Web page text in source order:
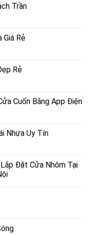
Trần
Giá Rẻ
Rẻ
Cuốn Bằng App Điện
Nhựa Uy Tín
Đặt Cửa Nhôm Tại